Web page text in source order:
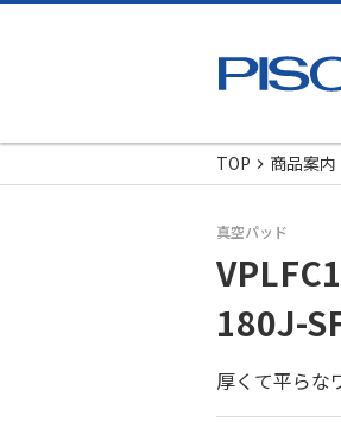
TOP
商品案内
真空パッド
180J-
厚くて平らな